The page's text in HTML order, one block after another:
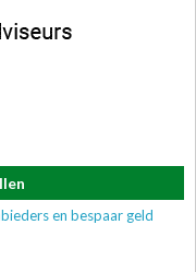
en bespaar geld